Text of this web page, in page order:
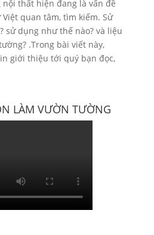
thất hiện đang là vấn đề
quan tâm, tìm kiếm. Sử
sử dụng như thế nào? và liệu
.Trong bài viết này,
giới thiệu tới quý bạn đọc,
LÀM VƯỜN TƯỜNG